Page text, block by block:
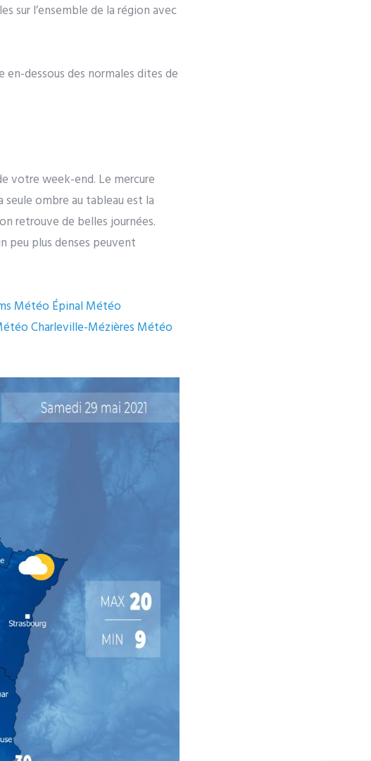
sur l’ensemble de la région avec
en-dessous des normales dites de
votre week-end. Le mercure
seule ombre au tableau est la
retrouve de belles journées.
peu plus denses peuvent
Météo ÉpinalMétéo
Charleville-Mézières Météo